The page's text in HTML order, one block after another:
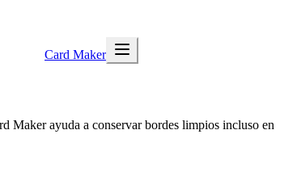
Card Maker
Maker ayuda a conservar bordes limpios incluso en